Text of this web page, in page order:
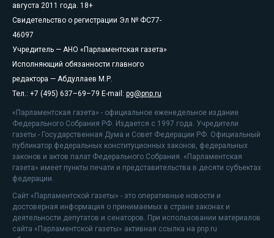
августа 2011 года. 18+
Свидетельство о регистрации Эл № ФС77-
46097
Учредитель — АНО «Парламентская газета»
Исполняющий обязанности главного
редактора — Абдуллаев М.Р.
Тел.: +7 (495) 637–69–79 E-mail: pg@pnp.ru
«Парламентская газета» - официальное еженедельное издание
Федерального Собрания РФ. Издается с 1997 года. Учредители
газеты - Государственная Дума и Совет Федерации РФ. Официальный
публикатор федеральных конституционных законов, федеральных
законов и актов палат Федерального Собрания. «Парламентская
газета» имеет пункты печати и представительства в десяти субъектах
федерации.
Сайт «Парламентской газеты» - это оперативные новости и
достоверная информация о принимаемых в стране законах и
деятельности депутатов и сенаторов. При использовании материалов
сайта «Парламентской газеты» активная ссылка на pnp.ru